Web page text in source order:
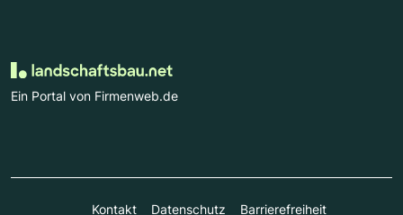
Ein Portal von Firmenweb.de
Kontakt Datenschutz Barrierefreiheit